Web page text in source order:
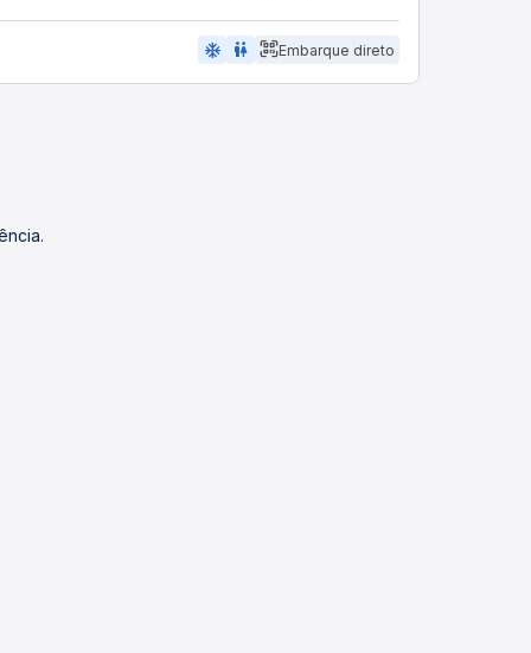
ac_unit wc Embarque direto